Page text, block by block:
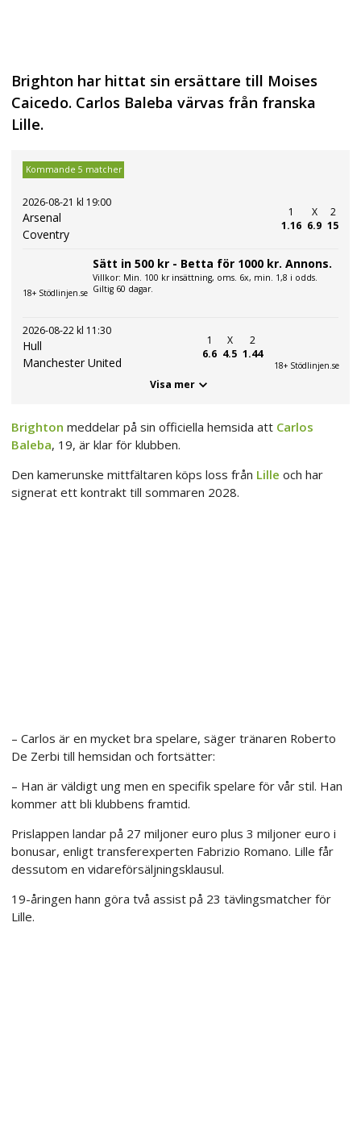
Brighton har hittat sin ersättare till Moises
Caicedo. Carlos Baleba värvas från franska
Lille.
Kommande 5 matcher
2026-08-21 kl 19:00
Arsenal
Coventry
1
1.16
X
6.9
2
15
18+ Stödlinjen.se
Sätt in 500 kr - Betta för 1000 kr. Annons.
Villkor: Min. 100 kr insättning, oms. 6x, min. 1,8 i odds.
Giltig 60 dagar.
2026-08-22 kl 11:30
Hull
Manchester United
1
6.6
X
4.5
2
1.44
18+ Stödlinjen.se
Visa mer
Brighton meddelar på sin officiella hemsida att Carlos
Baleba, 19, är klar för klubben.
Den kamerunske mittfältaren köps loss från Lille och har
signerat ett kontrakt till sommaren 2028.
– Carlos är en mycket bra spelare, säger tränaren Roberto
De Zerbi till hemsidan och fortsätter:
– Han är väldigt ung men en specifik spelare för vår stil. Han
kommer att bli klubbens framtid.
Prislappen landar på 27 miljoner euro plus 3 miljoner euro i
bonusar, enligt transferexperten Fabrizio Romano. Lille får
dessutom en vidareförsäljningsklausul.
19-åringen hann göra två assist på 23 tävlingsmatcher för
Lille.